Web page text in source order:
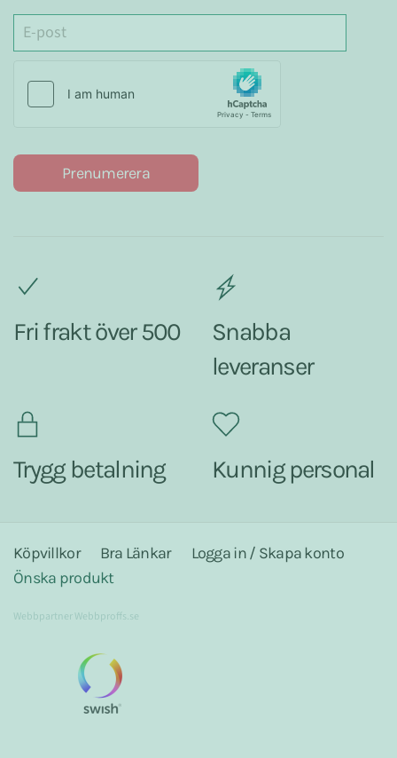
Prenumerera
Fri frakt över 500
Snabba
leveranser
Trygg betalning Kunnig personal
Köpvillkor Bra Länkar
Logga in / Skapa konto
Önska produkt
WebbpartnerWebbproffs.se